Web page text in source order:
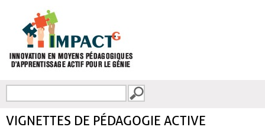
FORMULAIRE DE
VIGNETTES DE PÉDAGOGIE ACTIVE